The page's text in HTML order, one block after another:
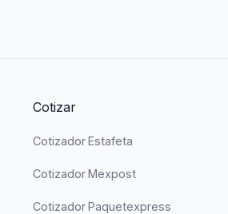
Cotizar
Cotizador Estafeta
Cotizador Mexpost
Cotizador Paquetexpress